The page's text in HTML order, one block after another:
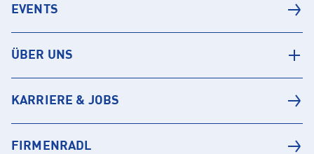
EVENTS
ÜBER UNS
KARRIERE & JOBS
FIRMENRADL